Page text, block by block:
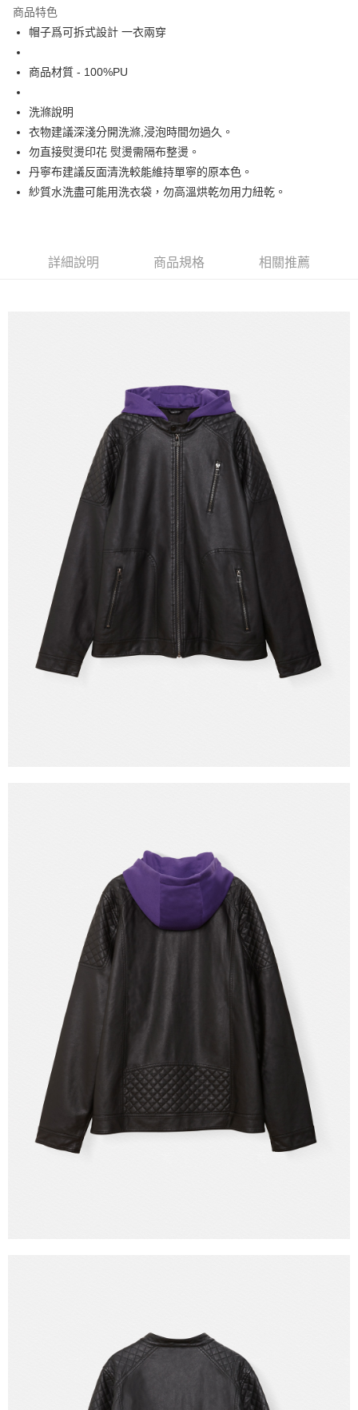
街口支付
悠遊付
相關說明
【大哥付你分期使用說明】
1.本服務由台灣大哥大提供，台灣大哥大用戶可立即使用無須另外申請。
2.付款方式選擇「大哥付你分期」，訂單成立後會自動跳轉到大哥付的交易
流程，驗證手機門號後，選擇欲分期的期數、繳款截止日，確認付款後即完
3.實際核准額度、可分期數及費用金額請依後續交易確認頁面所載為準。
【繳款方式說明】
1.分期款項不併入電信帳單，「大哥付你分期」於每月結算日後寄送繳費提
買賣價金債權讓與本公司後，依約使用本公司帳單繳交帳款。
2.基於同意付款使用「大哥付你分期」之契約關係目的，商店將以您的個人
資料（包含姓名、電話或地址）提供予台灣大哥大進項蒐集、處理及利用，
由本公司與您本人進行分期帳單所需資料之確認、核對及更正。
3.完整用戶服務條款，請詳閱以下連結： https://oppay.tw/userRule
ATM付款
運送方式
付款後全家取貨
每筆NT$100，滿NT$3,000(含以上)免運費
商品特色
帽子爲可拆式設計 一衣兩穿
商品材質 - 100%PU
洗滌說明
衣物建議深淺分開洗滌,浸泡時間勿過久。
勿直接熨燙印花 熨燙需隔布整燙。
丹寧布建議反面清洗較能維持單寧的原本色。
紗質水洗盡可能用洗衣袋，勿高溫烘乾勿用力紐乾。
詳細說明 商品規格 相關推薦